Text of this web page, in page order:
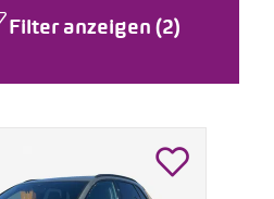
Filter anzeigen (2)